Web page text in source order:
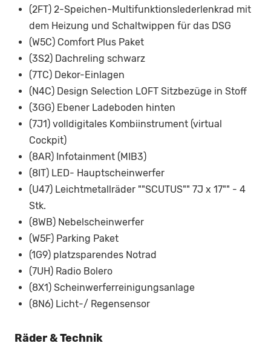
(2FT) 2-Speichen-Multifunktionslederlenkrad mit
dem Heizung und Schaltwippen für das DSG
(W5C) Comfort Plus Paket
(3S2) Dachreling schwarz
(7TC) Dekor-Einlagen
(N4C) Design Selection LOFT Sitzbezüge in Stoff
(3GG) Ebener Ladeboden hinten
(7J1) volldigitales Kombiinstrument (virtual
Cockpit)
(8AR) Infotainment (MIB3)
(8IT) LED- Hauptscheinwerfer
(U47) Leichtmetallräder ""SCUTUS"" 7J x 17"" - 4
Stk.
(8WB) Nebelscheinwerfer
(W5F) Parking Paket
(1G9) platzsparendes Notrad
(7UH) Radio Bolero
(8X1) Scheinwerferreinigungsanlage
(8N6) Licht-/ Regensensor
Räder & Technik